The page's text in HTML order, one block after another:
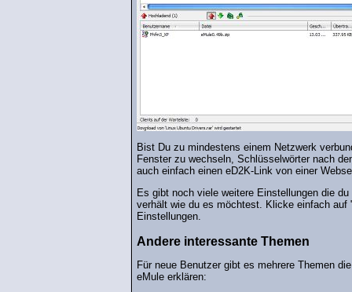
Bist Du zu mindestens einem Netzwerk
Fenster zu wechseln, Schlüsselwörter nach
auch einfach einen eD2K-Link von einer
Es gibt noch viele weitere Einstellungen die
verhält wie du es möchtest. Klicke einfach
Einstellungen.
Andere interessante Themen
Für neue Benutzer gibt es mehrere Themen
eMule erklären: